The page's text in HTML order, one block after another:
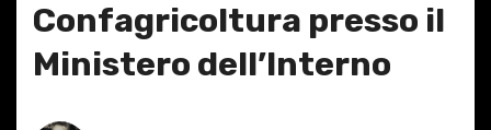
Confagricoltura presso il
Ministero dell’Interno